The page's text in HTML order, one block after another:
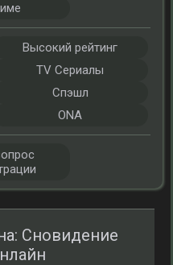
Сновидение
Высокий рейтинг
TV Сериалы
Спэшл
ONA